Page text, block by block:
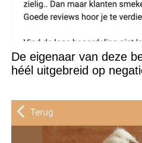
De eigenaar van deze
héél uitgebreid op